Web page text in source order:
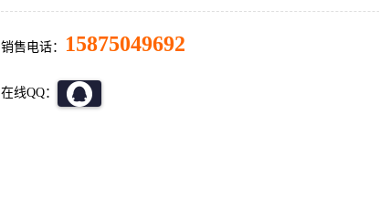
销售电话： 15875049692
在线QQ：